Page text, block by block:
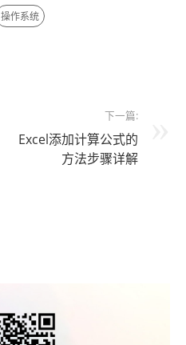
操作系统
下一篇:
Excel添加计算公式的
方法步骤详解